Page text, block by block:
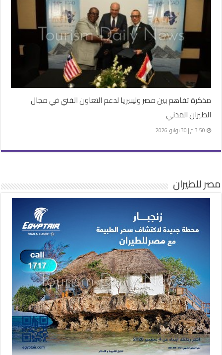
مذكرة تفاهم بين مصر وليبيريا لدعم التعاون الفني في مجال
الطيران المدني
3:50 م | 30 يوليو، 2026
مصر للطيران